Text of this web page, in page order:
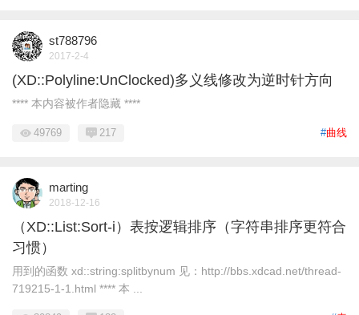
st788796
2017-2-4
(XD::Polyline:UnClocked)多义线修改为逆时针方向
**** 本内容被作者隐藏 ****
#曲线
49769 217
marting
2018-12-16
（XD::List:Sort-i）表按逻辑排序（字符串排序更符合
习惯）
用到的函数 xd::string:splitbynum 见：http://bbs.xdcad.net/thread-
719215-1-1.html **** 本 ...